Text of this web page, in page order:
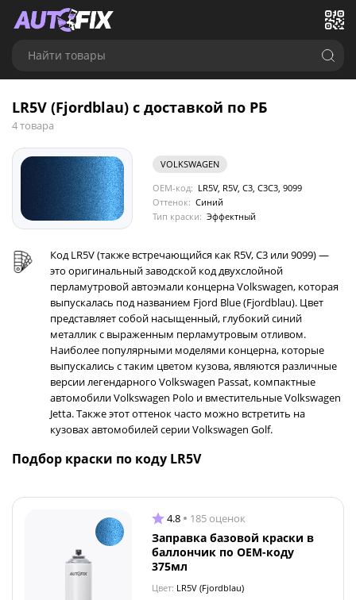
Найти товары
LR5V (Fjordblau) с доставкой по РБ
4 товара
VOLKSWAGEN
OEM-код: LR5V, R5V, C3, C3C3, 9099
Оттенок: Синий
Тип краски: Эффектный
Код LR5V (также встречающийся как R5V, C3 или 9099) —
это оригинальный заводской код двухслойной
перламутровой автоэмали концерна Volkswagen, которая
выпускалась под названием Fjord Blue (Fjordblau). Цвет
представляет собой насыщенный, глубокий синий
металлик с выраженным перламутровым отливом.
Наиболее популярными моделями концерна, которые
выпускались с таким цветом кузова, являются различные
версии легендарного Volkswagen Passat, компактные
автомобили Volkswagen Polo и вместительные Volkswagen
Jetta. Также этот оттенок часто можно встретить на
кузовах автомобилей серии Volkswagen Golf.
Подбор краски по коду LR5V
4.8 185 оценок
Заправка базовой краски в
баллончик по OEM-коду
375мл
Цвет: LR5V (Fjordblau)